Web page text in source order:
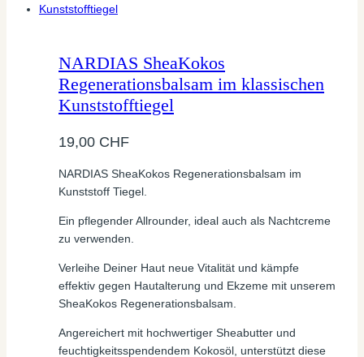
NARDIAS SheaKokos
Regenerationsbalsam im klassischen
Kunststofftiegel
19,00 CHF
NARDIAS SheaKokos Regenerationsbalsam im
Kunststoff Tiegel.
Ein pflegender Allrounder, ideal auch als Nachtcreme
zu verwenden.
Verleihe Deiner Haut neue Vitalität und kämpfe
effektiv gegen Hautalterung und Ekzeme mit unserem
SheaKokos Regenerationsbalsam.
Angereichert mit hochwertiger Sheabutter und
feuchtigkeitsspendendem Kokosöl, unterstützt diese